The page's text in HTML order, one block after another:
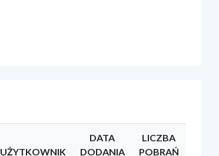
UŻYTKOWNIK
DATA
DODANIA
LICZBA
POBRAŃ